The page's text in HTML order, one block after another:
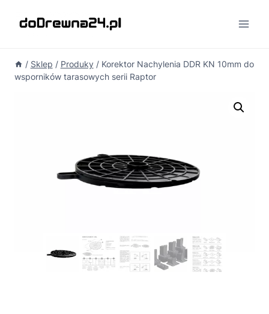
/ Sklep / Produky / Korektor Nachylenia DDR KN 10mm do
wsporników tarasowych serii Raptor